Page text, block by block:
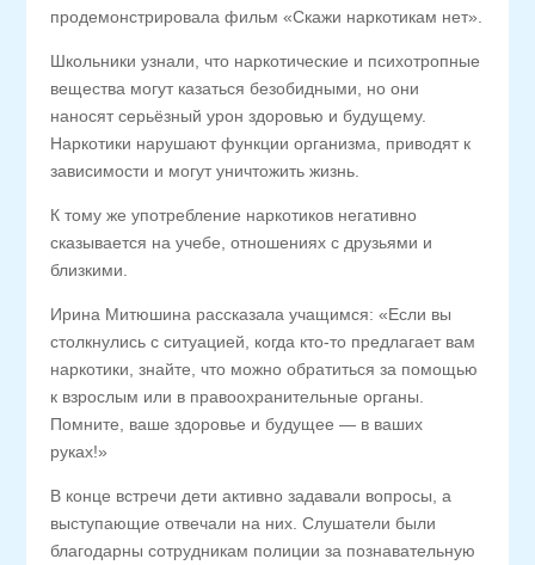
продемонстрировала фильм «Скажи наркотикам нет».
Школьники узнали, что наркотические и психотропные
вещества могут казаться безобидными, но они
наносят серьёзный урон здоровью и будущему.
Наркотики нарушают функции организма, приводят к
зависимости и могут уничтожить жизнь.
К тому же употребление наркотиков негативно
сказывается на учебе, отношениях с друзьями и
близкими.
Ирина Митюшина рассказала учащимся: «Если вы
столкнулись с ситуацией, когда кто-то предлагает вам
наркотики, знайте, что можно обратиться за помощью
к взрослым или в правоохранительные органы.
Помните, ваше здоровье и будущее — в ваших
руках!»
В конце встречи дети активно задавали вопросы, а
выступающие отвечали на них. Слушатели были
благодарны сотрудникам полиции за познавательную